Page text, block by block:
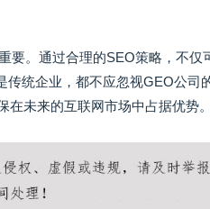
要。通过合理的SEO策略，不仅
传统企业，都不应忽视GEO公司
未来的互联网市场中占据优势。